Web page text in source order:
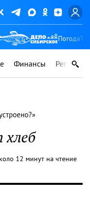
Погода
Финансы Регионы
12 минут на чтение